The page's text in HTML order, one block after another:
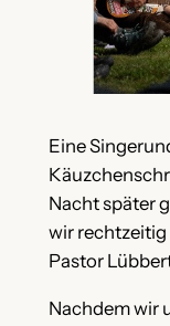
Eine
Nacht später
wir
Pastor
Nachdem wir